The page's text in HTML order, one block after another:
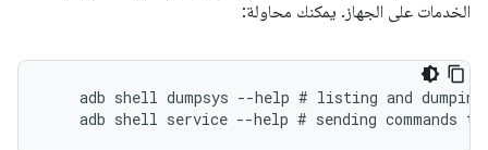
الخدمات على الجهاز. يمكنك محاولة:
adb shell dumpsys --help # listing and